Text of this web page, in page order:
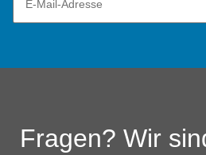
Fragen? Wir